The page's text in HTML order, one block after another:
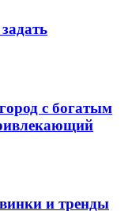
с богатым
и тренды